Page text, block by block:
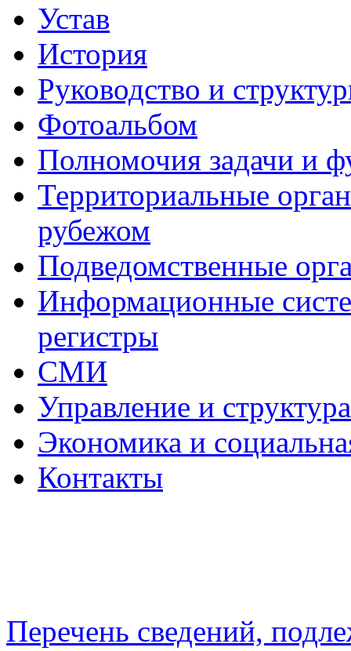
Устав
История
Руководство и
Фотоальбом
Полномочия задачи и
Территориальные
рубежом
Подведомственные
Информационные
регистры
СМИ
Управление и
Экономика и
Контакты
Перечень сведений,